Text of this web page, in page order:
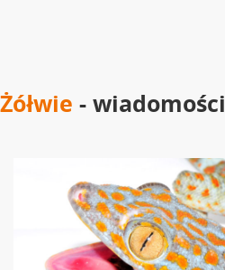
Żółwie - wiadomości